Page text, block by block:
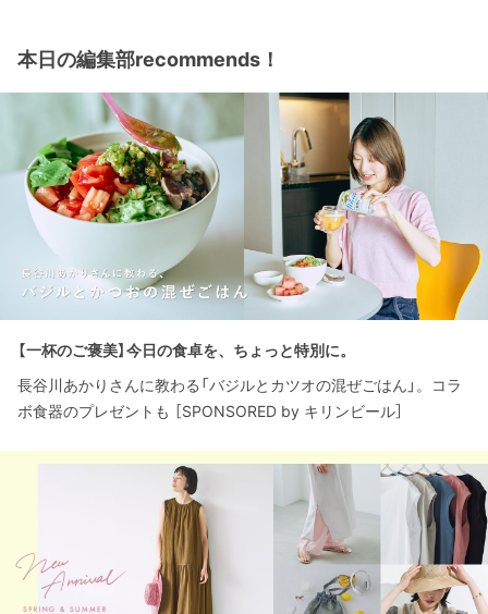
本日の編集部recommends！
【一杯のご褒美】今日の食卓を、ちょっと特別に。
長谷川あかりさんに教わる「バジルとカツオの混ぜごはん」。コラ
ボ食器のプレゼントも ［SPONSORED by キリンビール］